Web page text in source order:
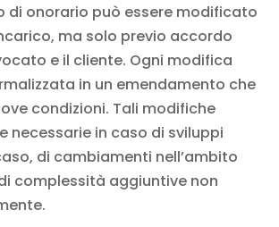
di onorario può essere modificato
ma solo previo accordo
e il cliente. Ogni modifica
in un emendamento che
condizioni. Tali modifiche
necessarie in caso di sviluppi
di cambiamenti nell’ambito
complessità aggiuntive non